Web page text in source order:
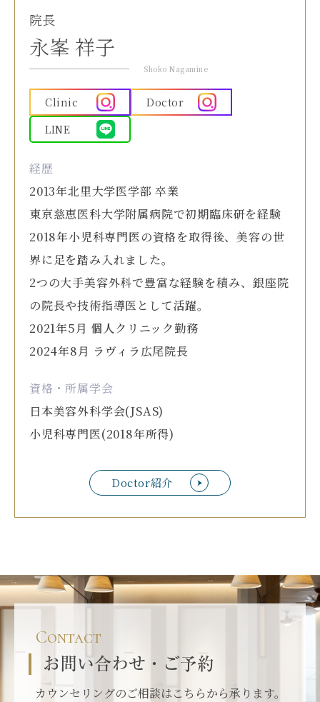
Doctor紹介
院長
永峯 祥子
Shoko Nagamine
Clinic
Doctor
LINE
経歴
2013年北里大学医学部 卒業
東京慈恵医科大学附属病院で初期臨床研を経験
2018年小児科専門医の資格を取得後、美容の世
界に足を踏み入れました。
2つの大手美容外科で豊富な経験を積み、銀座院
の院長や技術指導医として活躍。
2021年5月 個人クリニック勤務
2024年8月 ラヴィラ広尾院長
資格・所属学会
日本美容外科学会(JSAS)
小児科専門医(2018年所得)
Contact
お問い合わせ・ご予約
カウンセリングのご相談はこちらから承ります。